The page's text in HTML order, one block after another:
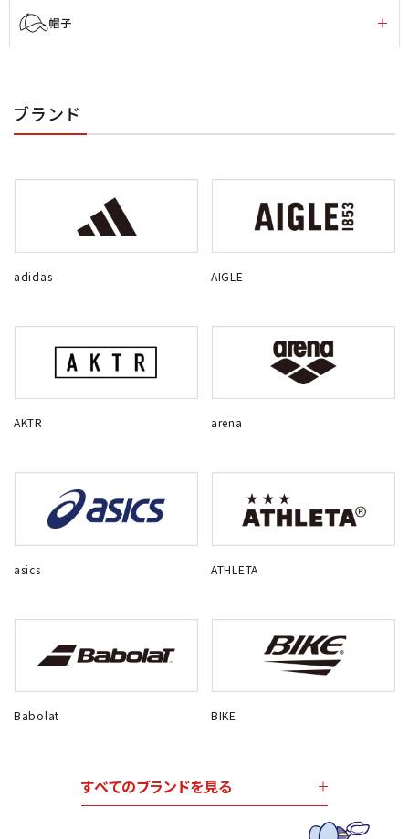
帽子
ブランド
adidas AIGLE
AKTR arena
asics ATHLETA
Babolat BIKE
すべてのブランドを見る